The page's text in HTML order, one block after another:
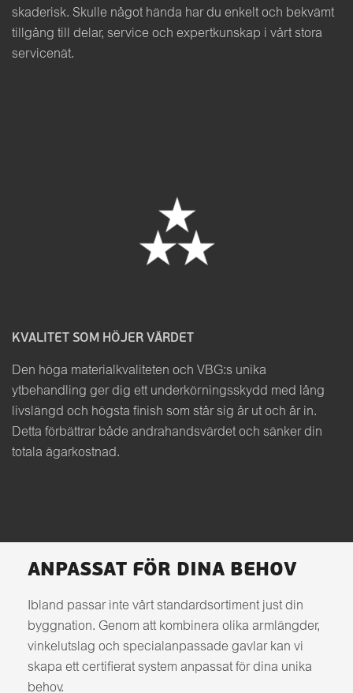
skaderisk. Skulle något hända har du enkelt och bekvämt
tillgång till delar, service och expertkunskap i vårt stora
servicenät.
KVALITET SOM HÖJER VÄRDET
Den höga materialkvaliteten och VBG:s unika
ytbehandling ger dig ett underkörningsskydd med lång
livslängd och högsta finish som står sig år ut och år in.
Detta förbättrar både andrahandsvärdet och sänker din
totala ägarkostnad.
ANPASSAT FÖR DINA BEHOV
Ibland passar inte vårt standardsortiment just din
byggnation. Genom att kombinera olika armlängder,
vinkelutslag och specialanpassade gavlar kan vi
skapa ett certifierat system anpassat för dina unika
behov.